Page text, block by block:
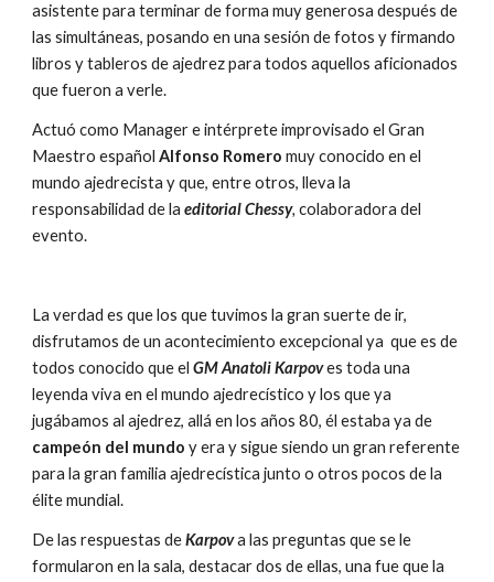
asistente para terminar de forma muy generosa después de
las simultáneas, posando en una sesión de fotos y firmando
libros y tableros de ajedrez para todos aquellos aficionados
que fueron a verle.
Actuó como Manager e intérprete improvisado el Gran
Maestro español Alfonso Romero muy conocido en el
mundo ajedrecista y que, entre otros, lleva la
responsabilidad de la editorial Chessy, colaboradora del
evento.
La verdad es que los que tuvimos la gran suerte de ir,
disfrutamos de un acontecimiento excepcional ya  que es de
todos conocido que el GM Anatoli Karpov es toda una
leyenda viva en el mundo ajedrecístico y los que ya
campeón del mundo y era y sigue siendo un gran referente
para la gran familia ajedrecística junto o otros pocos de la
élite mundial.
De las respuestas de Karpov a las preguntas que se le
formularon en la sala, destacar dos de ellas, una fue que la